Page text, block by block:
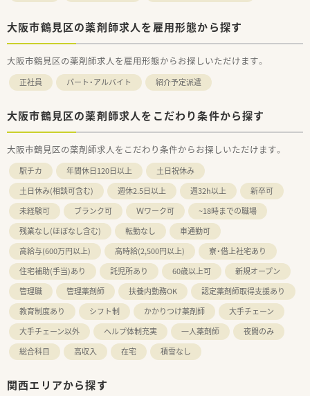
大阪市鶴見区の薬剤師求人を雇用形態から探す
大阪市鶴見区の薬剤師求人を雇用形態からお探しいただけます。
正社員 パート・アルバイト 紹介予定派遣
大阪市鶴見区の薬剤師求人をこだわり条件から探す
大阪市鶴見区の薬剤師求人をこだわり条件からお探しいただけます。
駅チカ 年間休日120日以上
土日祝休み
土日休み(相談可含む)
週休2.5日以上 週32h以上
新卒可
未経験可
ブランク可 Ｗワーク可
~18時までの職場
残業なし(ほぼなし含む)
転勤なし
車通勤可
高給与(600万円以上)
高時給(2,500円以上)
寮・借上社宅あり
住宅補助(手当)あり
託児所あり 60歳以上可
新規オープン
管理職
管理薬剤師 扶養内勤務OK
認定薬剤師取得支援あり
教育制度あり
シフト制 かかりつけ薬剤師
大手チェーン
大手チェーン以外
ヘルプ体制充実 一人薬剤師
夜間のみ
総合科目
高収入 在宅 積雪なし
関西エリアから探す